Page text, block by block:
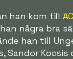
han kom till
några bra
han till
Sandor Kocsis